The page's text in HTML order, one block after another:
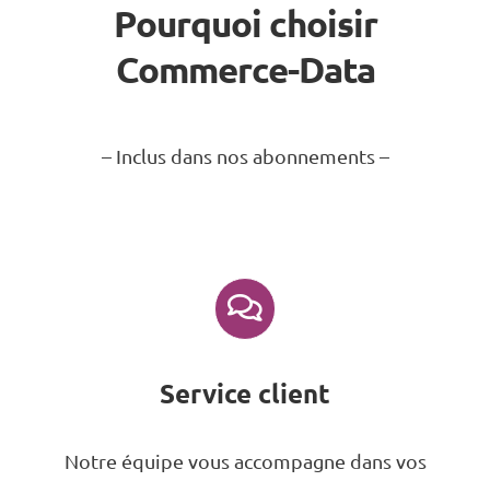
Pourquoi choisir
Commerce-Data
– Inclus dans nos abonnements –
Service client
Notre équipe vous accompagne dans vos